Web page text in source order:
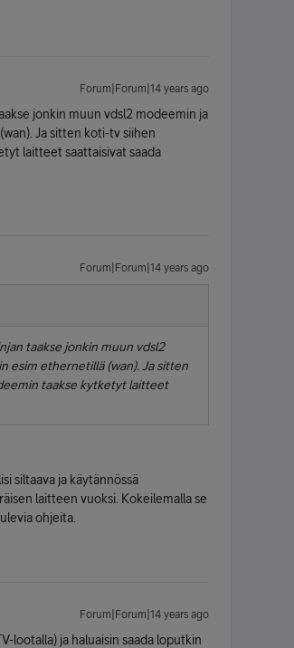
Forum|Forum|14 years ago
jonkin muun vdsl2 modeemin ja
Ja sitten koti-tv siihen
laitteet saattaisivat saada
Forum|Forum|14 years ago
taakse jonkin muun vdsl2
esim ethernetillä (wan). Ja sitten
taakse kytketyt laitteet
siltaava ja käytännössä
laitteen vuoksi. Kokeilemalla se
ohjeita.
Forum|Forum|14 years ago
lootalla) ja haluaisin saada loputkin